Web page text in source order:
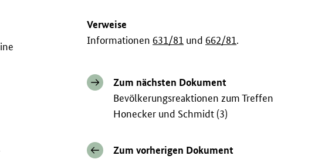
Verweise
Informationen631/81 und662/81.
Zum nächsten Dokument
Bevölkerungsreaktionen zum Treffen
Honecker und Schmidt (3)
Zum vorherigen Dokument